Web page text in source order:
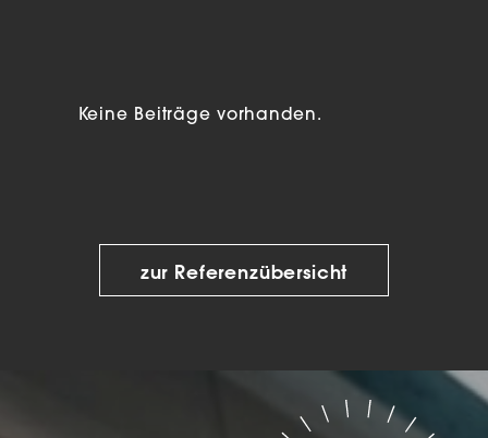
Keine Beiträge vorhanden.
zur Referenzübersicht